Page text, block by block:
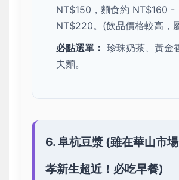
NT$150，麵食約 NT$160 -
NT$220。(飲品價格較高，
必點選單： 珍珠奶茶、黃金
夫麵。
6. 阜杭豆漿 (雖在華山市
孝新生超近！必吃早餐)